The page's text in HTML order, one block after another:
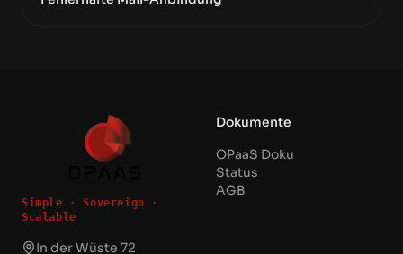
Simple · Sovereign ·
Scalable
In der Wüste 72
Dokumente
OPaaS Doku
Status
AGB